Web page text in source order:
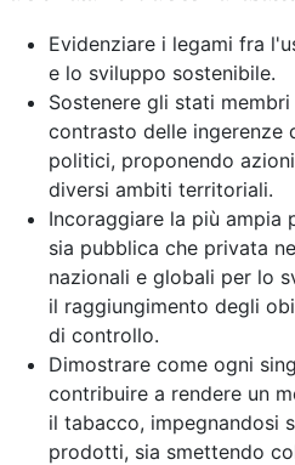
Evidenziare i legami fra
e lo sviluppo sostenibile.
Sostenere gli stati
contrasto delle ingerenze
politici, proponendo
diversi ambiti territoriali.
Incoraggiare la più ampia
sia pubblica che privata
nazionali e globali per lo
il raggiungimento degli
di controllo.
Dimostrare come ogni
contribuire a rendere un
il tabacco, impegnandosi
prodotti, sia smettendo